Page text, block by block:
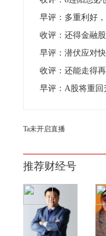
早评：多重利好
收评：还得金融股
早评：潜伏应对快
收评：还能走得
早评：A股将重回
Ta未开启直播
推荐财经号